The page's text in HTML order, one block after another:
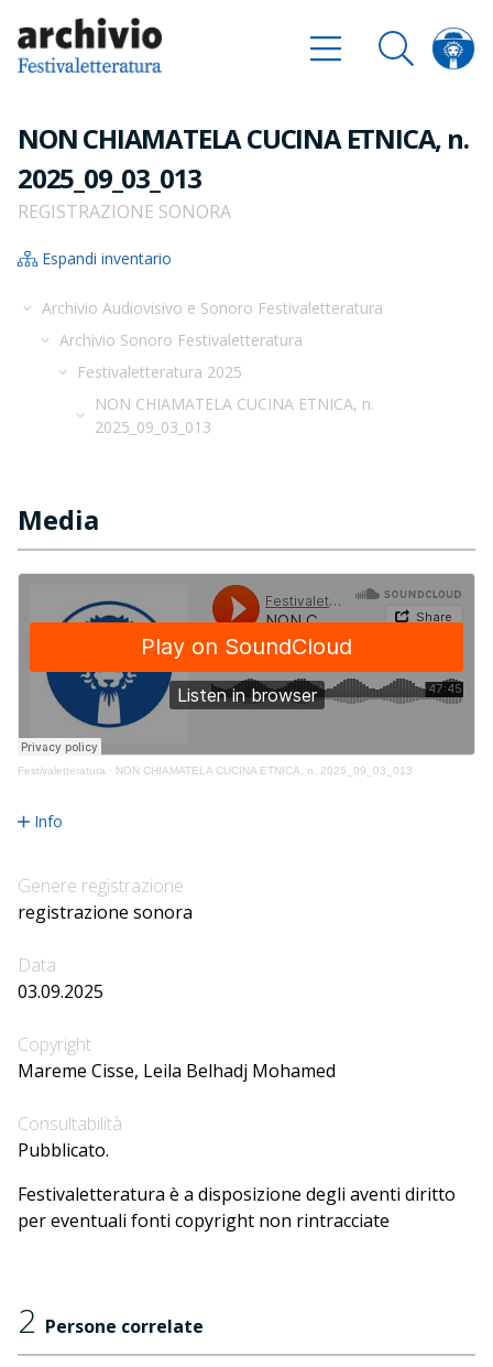
NON CHIAMATELA CUCINA ETNICA, n.
2025_09_03_013
REGISTRAZIONE SONORA
Espandi inventario
Archivio Audiovisivo e Sonoro Festivaletteratura
Archivio Sonoro Festivaletteratura
Festivaletteratura 2025
NON CHIAMATELA CUCINA ETNICA, n.
2025_09_03_013
Media
Festivaletteratura · NON CHIAMATELA CUCINA ETNICA, n. 2025_09_03_013
Info
Genere registrazione
registrazione sonora
Data
03.09.2025
Copyright
Mareme Cisse, Leila Belhadj Mohamed
Consultabilità
Pubblicato.
Festivaletteratura è a disposizione degli aventi diritto
per eventuali fonti copyright non rintracciate
2 Persone correlate